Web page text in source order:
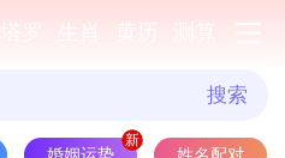
搜索